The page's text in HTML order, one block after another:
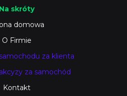
Na skróty
domowa
O Firmie
za klienta
za samochód
Kontakt